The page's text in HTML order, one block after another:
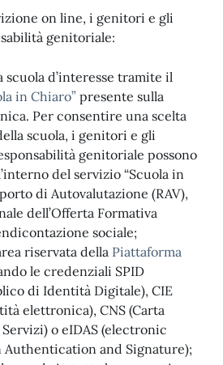
on line, i genitori e gli
genitoriale:
d’interesse tramite il
in Chiaro” presente sulla
Per consentire una scelta
scuola, i genitori e gli
genitoriale possono
del servizio “Scuola in
di Autovalutazione (RAV),
dell’Offerta Formativa
sociale;
riservata della Piattaforma
le credenziali SPID
di Identità Digitale), CIE
elettronica), CNS (Carta
o eIDAS (electronic
and Signature);